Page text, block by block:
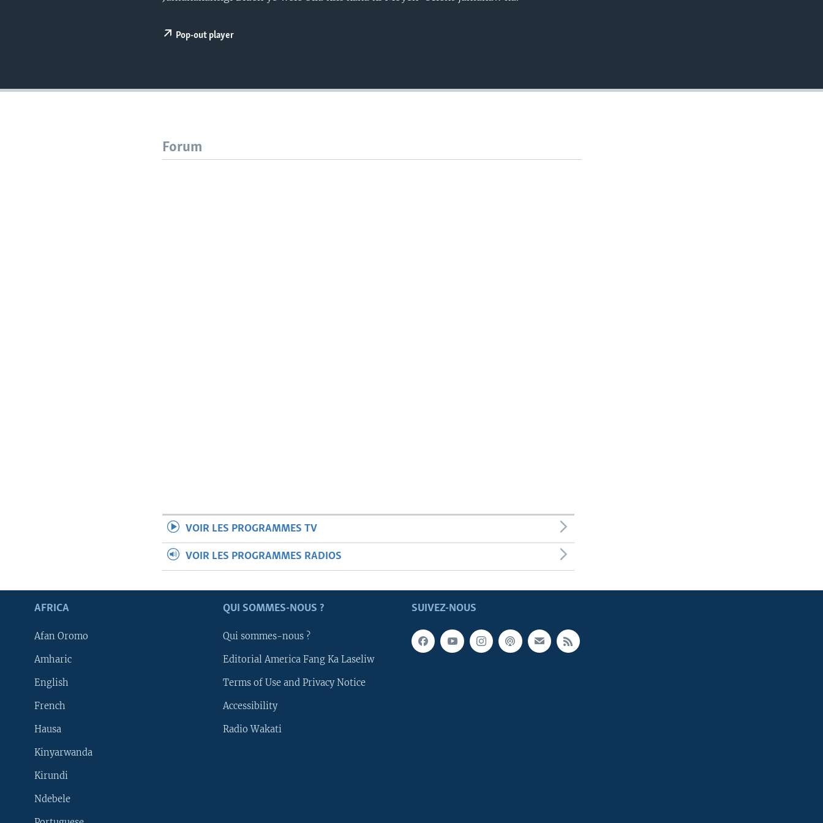
Pop-out player
Forum
VOIR LES PROGRAMMES TV
VOIR LES PROGRAMMES RADIOS
SUIVEZ-NOUS
AFRICA
Afan Oromo
Amharic
English
French
Hausa
Kinyarwanda
Kirundi
Ndebele
QUI SOMMES-NOUS ?
Qui sommes-nous ?
Editorial America Fang Ka Laseliw
Terms of Use and Privacy Notice
Accessibility
Radio Wakati